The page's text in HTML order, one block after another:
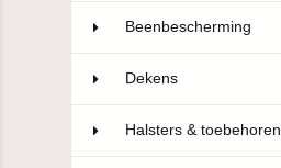
Beenbescherming
Dekens
Halsters & toebehoren